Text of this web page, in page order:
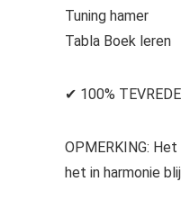
Tuning hamer
Tabla Boek leren
✔ 100%
OPMERKING:
het in harmonie